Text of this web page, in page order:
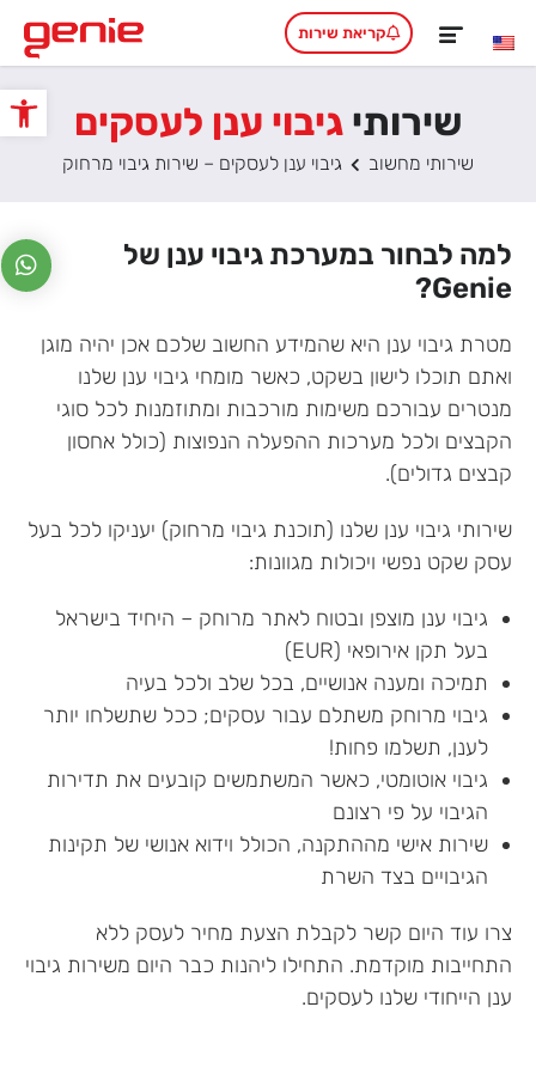
פתח
קריאת שירות
שירותי גיבוי ענן לעסקים
שירותי מחשוב גיבוי ענן לעסקים – שירות גיבוי מרחוק
למה לבחור במערכת גיבוי ענן של
Genie?
מטרת גיבוי ענן היא שהמידע החשוב שלכם אכן יהיה מוגן
ואתם תוכלו לישון בשקט, כאשר מומחי גיבוי ענן שלנו
מנטרים עבורכם משימות מורכבות ומתוזמנות לכל סוגי
הקבצים ולכל מערכות ההפעלה הנפוצות (כולל אחסון
קבצים גדולים).
שירותי גיבוי ענן שלנו (תוכנת גיבוי מרחוק) יעניקו לכל בעל
עסק שקט נפשי ויכולות מגוונות:
גיבוי ענן מוצפן ובטוח לאתר מרוחק – היחיד בישראל
בעל תקן אירופאי (EUR)
תמיכה ומענה אנושיים, בכל שלב ולכל בעיה
גיבוי מרוחק משתלם עבור עסקים; ככל שתשלחו יותר
לענן, תשלמו פחות!
גיבוי אוטומטי, כאשר המשתמשים קובעים את תדירות
הגיבוי על פי רצונם
שירות אישי מההתקנה, הכולל וידוא אנושי של תקינות
הגיבויים בצד השרת
צרו עוד היום קשר לקבלת הצעת מחיר לעסק ללא
התחייבות מוקדמת. התחילו ליהנות כבר היום משירות גיבוי
ענן הייחודי שלנו לעסקים.